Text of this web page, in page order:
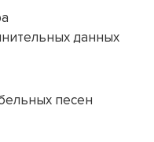
данных
песен